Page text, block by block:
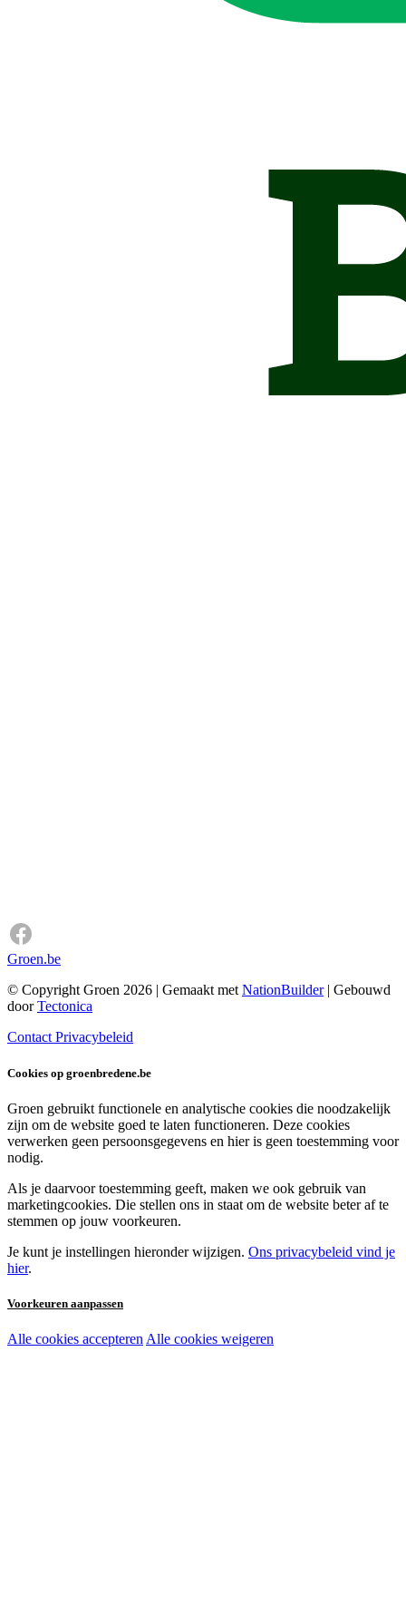
Groen.be
© Copyright Groen 2026 | Gemaakt metNationBuilder| Gebouwd
doorTectonica
ContactPrivacybeleid
Cookies op groenbredene.be
Groen gebruikt functionele en analytische cookies die noodzakelijk
zijn om de website goed te laten functioneren. Deze cookies
verwerken geen persoonsgegevens en hier is geen toestemming voor
nodig.
Als je daarvoor toestemming geeft, maken we ook gebruik van
marketingcookies. Die stellen ons in staat om de website beter af te
stemmen op jouw voorkeuren.
Je kunt je instellingen hieronder wijzigen. Ons privacybeleid vind je
hier.
Voorkeuren aanpassen
Noodzakelijke cookies:
Alle cookies accepteren Alle cookies weigeren